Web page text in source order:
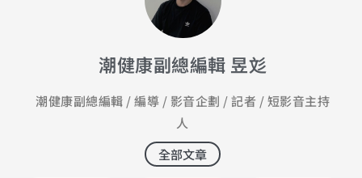
潮健康副總編輯 昱彣
潮健康副總編輯 / 編導 / 影音企劃 / 記者 / 短影音主持
人
全部文章